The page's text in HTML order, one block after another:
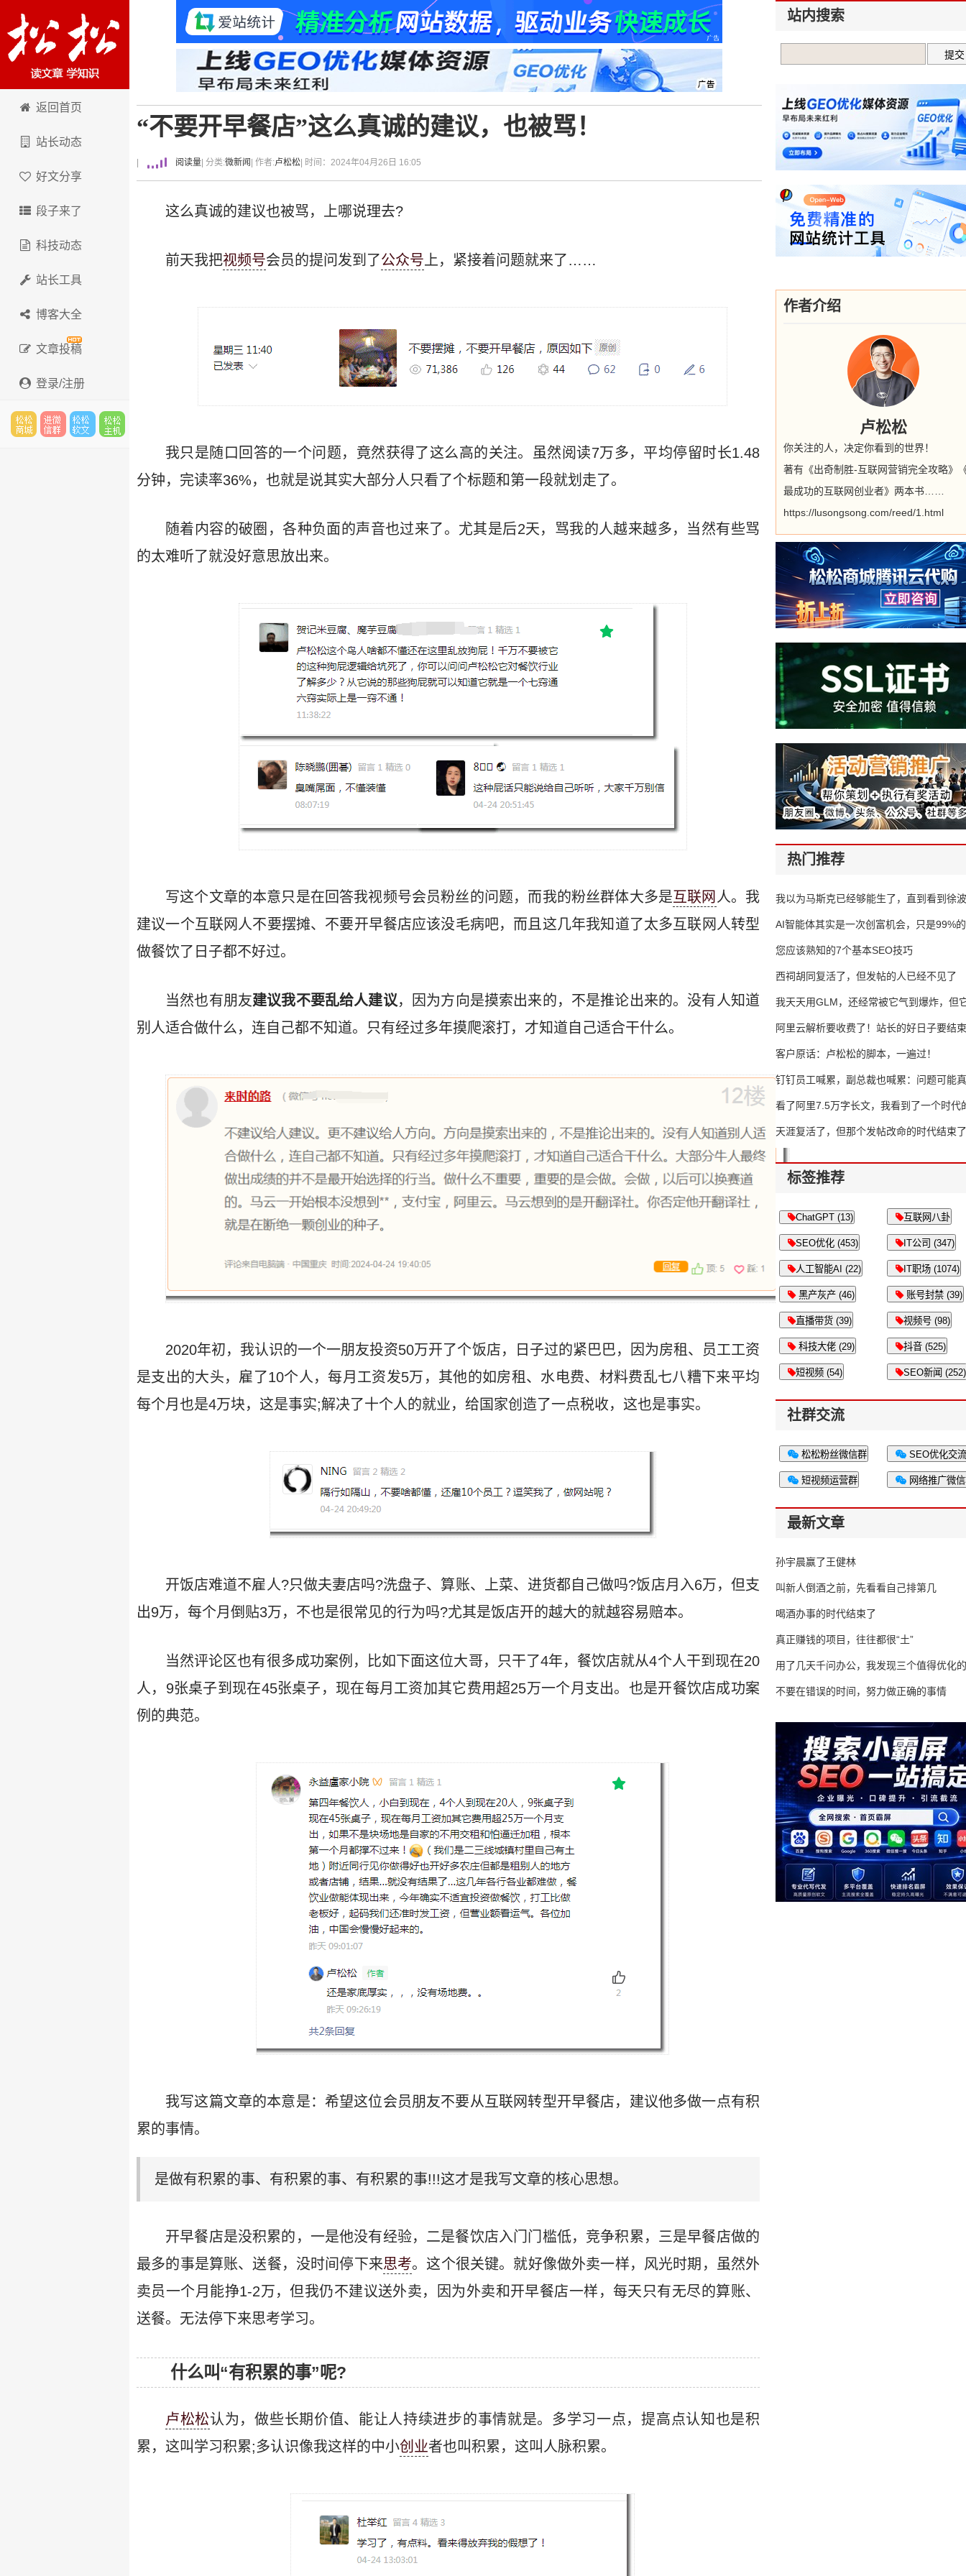
卢松松博客
返回首页
站长动态
好文分享
段子来了
科技动态
站长工具
博客大全
文章投稿
登录/注册
“不要开早餐店”这么真诚的建议，也被骂！
阅读量 | 分类:微新闻 | 作者:卢松松 | 时间：2024年04月26日 16:05
这么真诚的建议也被骂，上哪说理去?
前天我把视频号会员的提问发到了公众号 上，紧接着问题就来了……
我只是随口回答的一个问题，竟然获得了这么高的关注。虽然阅读7万多，平均停留时长1.48
分钟，完读率36%，也就是说其实大部分人只看了个标题和第一段就划走了。
随着内容的破圈，各种负面的声音也过来了。尤其是后2天，骂我的人越来越多，当然有些骂
的太难听了就没好意思放出来。
写这个文章的本意只是在回答我视频号会员粉丝的问题，而我的粉丝群体大多是 互联网 人。我
建议一个互联网人不要摆摊、不要开早餐店应该没毛病吧，而且这几年我知道了太多互联网人转型
做餐饮了日子都不好过。
当然也有朋友建议我不要乱给人建议，因为方向是摸索出来的，不是推论出来的。没有人知道
别人适合做什么，连自己都不知道。只有经过多年摸爬滚打，才知道自己适合干什么。
2020年初，我认识的一个一朋友投资50万开了个饭店，日子过的紧巴巴，因为房租、员工工资
是支出的大头，雇了10个人，每月工资发5万，其他的如房租、水电费、材料费乱七八糟下来平均
每个月也是4万块，这是事实;解决了十个人的就业，给国家创造了一点税收，这也是事实。
开饭店难道不雇人?只做夫妻店吗?洗盘子、算账、上菜、进货都自己做吗?饭店月入6万，但支
出9万，每个月倒贴3万，不也是很常见的行为吗?尤其是饭店开的越大的就越容易赔本。
当然评论区也有很多成功案例，比如下面这位大哥，只干了4年，餐饮店就从4个人干到现在20
人，9张桌子到现在45张桌子，现在每月工资加其它费用超25万一个月支出。也是开餐饮店成功案
例的典范。
我写这篇文章的本意是：希望这位会员朋友不要从互联网转型开早餐店，建议他多做一点有积
累的事情。
是做有积累的事、有积累的事、有积累的事!!!这才是我写文章的核心思想。
开早餐店是没积累的，一是他没有经验，二是餐饮店入门门槛低，竞争积累，三是早餐店做的
最多的事是算账、送餐，没时间停下来思考。这个很关键。就好像做外卖一样，风光时期，虽然外
卖员一个月能挣1-2万，但我仍不建议送外卖，因为外卖和开早餐店一样，每天只有无尽的算账、
送餐。无法停下来思考学习。
什么叫“有积累的事”呢?
卢松松认为，做些长期价值、能让人持续进步的事情就是。多学习一点，提高点认知也是积
累，这叫学习积累;多认识像我这样的中小创业者也叫积累，这叫人脉积累。
站内搜索
作者介绍
卢松松
你关注的人，决定你看到的世界！
著有《出奇制胜-互联网营销完全攻略》
最成功的互联网创业者》两本书……
https://lusongsong.com/reed/1.html
热门推荐
我以为马斯克已经够能生了，直到看到
AI智能体其实是一次创富机会，只是99%
错过了
您应该熟知的7个基本SEO技巧
西祠胡同复活了，但发帖的人已经不见了
我天天用GLM，还经常被它气到爆炸，但
16万亿
阿里云解析要收费了！站长的好日子要结
客户原话：卢松松的脚本，一遍过！
钉钉员工喊累，副总裁也喊累：问题可能
了
看了阿里7.5万字长文，我看到了一个时代
天涯复活了，但那个发帖改命的时代结束了
标签推荐
ChatGPT (13) 互联网八卦
SEO优化 (453) IT公司 (347)
人工智能AI (22) IT职场 (1074)
黑产灰产 (46) 账号封禁 (39)
直播带货 (39) 视频号 (98)
科技大佬 (29) 抖音 (525)
短视频 (54) SEO新闻 (252)
社群交流
松松粉丝微信群 SEO优化交
短视频运营群 网络推广微
最新文章
孙宇晨赢了王健林
叫新人倒酒之前，先看看自己排第几
喝酒办事的时代结束了
真正赚钱的项目，往往都很“土”
用了几天千问办公，我发现三个值得优化
不要在错误的时间，努力做正确的事情